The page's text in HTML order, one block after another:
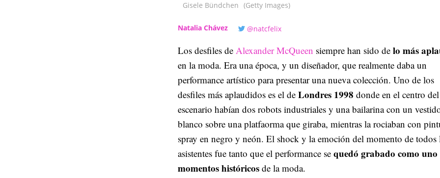
Gisele Bündchen (Getty Images)
Natalia Chávez @natcfelix
Los desfiles de Alexander McQueen siempre han sido de lo más
en la moda. Era una época, y un diseñador, que realmente daba un
performance artístico para presentar una nueva colección. Uno de los
desfiles más aplaudidos es el de Londres 1998 donde en el centro del
escenario habían dos robots industriales y una bailarina con un
blanco sobre una platfaorma que giraba, mientras la rociaban con
spray en negro y neón. El shock y la emoción del momento de todos
asistentes fue tanto que el performance se quedó grabado como uno
momentos históricos de la moda.